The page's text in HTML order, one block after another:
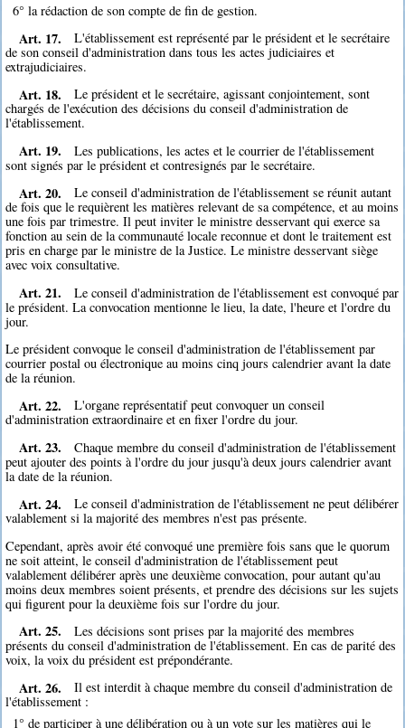
6° la rédaction de son compte de fin de gestion.
Art. 17.
L'établissement est représenté par le président et le secrétaire
de son conseil d'administration dans tous les actes judiciaires et
extrajudiciaires.
Art. 18.
Le président et le secrétaire, agissant conjointement, sont
chargés de l'exécution des décisions du conseil d'administration de
l'établissement.
Art. 19.
Les publications, les actes et le courrier de l'établissement
sont signés par le président et contresignés par le secrétaire.
Art. 20.
Le conseil d'administration de l'établissement se réunit autant
de fois que le requièrent les matières relevant de sa compétence, et au moins
une fois par trimestre. Il peut inviter le ministre desservant qui exerce sa
fonction au sein de la communauté locale reconnue et dont le traitement est
pris en charge par le ministre de la Justice. Le ministre desservant siège
avec voix consultative.
Art. 21.
Le conseil d'administration de l'établissement est convoqué par
le président. La convocation mentionne le lieu, la date, l'heure et l'ordre du
jour.
Le président convoque le conseil d'administration de l'établissement par
courrier postal ou électronique au moins cinq jours calendrier avant la date
de la réunion.
Art. 22.
L'organe représentatif peut convoquer un conseil
d'administration extraordinaire et en fixer l'ordre du jour.
Art. 23.
Chaque membre du conseil d'administration de l'établissement
peut ajouter des points à l'ordre du jour jusqu'à deux jours calendrier avant
la date de la réunion.
Art. 24.
Le conseil d'administration de l'établissement ne peut délibérer
valablement si la majorité des membres n'est pas présente.
Cependant, après avoir été convoqué une première fois sans que le quorum
ne soit atteint, le conseil d'administration de l'établissement peut
valablement délibérer après une deuxième convocation, pour autant qu'au
moins deux membres soient présents, et prendre des décisions sur les sujets
qui figurent pour la deuxième fois sur l'ordre du jour.
Art. 25.
Les décisions sont prises par la majorité des membres
présents du conseil d'administration de l'établissement. En cas de parité des
voix, la voix du président est prépondérante.
Art. 26.
Il est interdit à chaque membre du conseil d'administration de
l'établissement :
1° de participer à une délibération ou à un vote sur les matières qui le